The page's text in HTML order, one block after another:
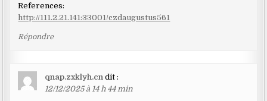
References:
http://111.2.21.141:33001/czdaugustus561
Répondre
qnap.zxklyh.cn dit :
12/12/2025 à 14 h 44 min